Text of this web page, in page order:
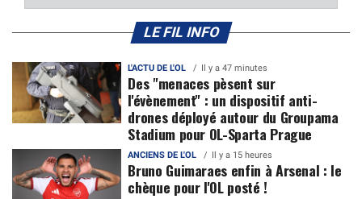
LE FIL INFO
L'ACTU DE L'OL Il y a 47 minutes
Des "menaces pèsent sur
l'évènement" : un dispositif anti-
drones déployé autour du Groupama
Stadium pour OL-Sparta Prague
ANCIENS DE L'OL Il y a 15 heures
Bruno Guimaraes enfin à Arsenal : le
chèque pour l'OL posté !